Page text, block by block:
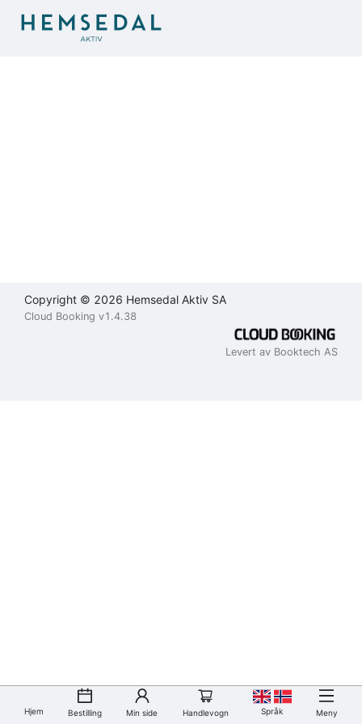
Copyright © 2026 Hemsedal Aktiv SA
Cloud Booking v1.4.38
Levert av Booktech AS
Hjem Bestilling Min side Handlevogn Språk Meny
Brukeravtale
Personvernerklæring
Kontakt